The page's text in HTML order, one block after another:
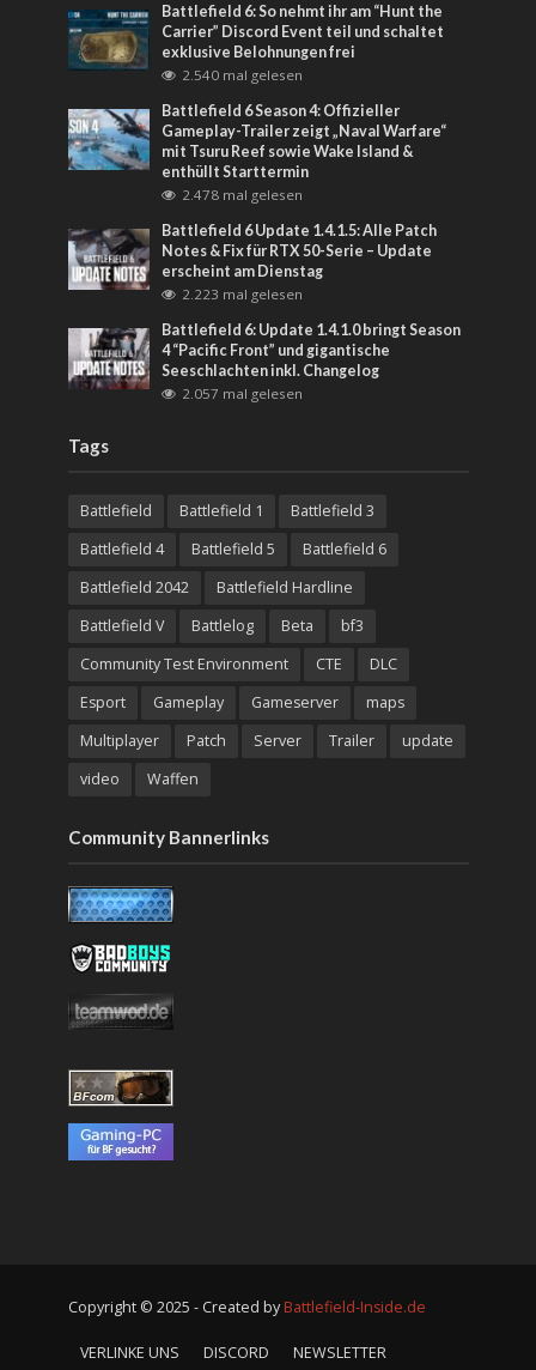
Battlefield 6: So nehmt ihr am “Hunt the
Carrier” Discord Event teil und schaltet
exklusive Belohnungen frei
2.540 mal gelesen
Battlefield 6 Season 4: Offizieller
Gameplay-Trailer zeigt „Naval Warfare“
mit Tsuru Reef sowie Wake Island &
enthüllt Starttermin
2.478 mal gelesen
Battlefield 6 Update 1.4.1.5: Alle Patch
Notes & Fix für RTX 50-Serie – Update
erscheint am Dienstag
2.223 mal gelesen
Battlefield 6: Update 1.4.1.0 bringt Season
4 “Pacific Front” und gigantische
Seeschlachten inkl. Changelog
2.057 mal gelesen
Tags
Battlefield Battlefield 1
Battlefield 3
Battlefield 4
Battlefield 5
Battlefield 6
Battlefield 2042
Battlefield Hardline
Battlefield V
Battlelog Beta
bf3
Community Test Environment
CTE
DLC
Esport
Gameplay Gameserver
maps
Multiplayer
Patch Server Trailer
update
video
Waffen
Community Bannerlinks
Copyright © 2025 - Created by Battlefield-Inside.de
VERLINKE UNS DISCORD NEWSLETTER